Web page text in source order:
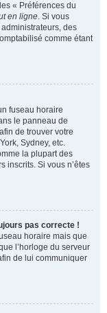
« Préférences du
en ligne. Si vous
des
comme étant
fuseau horaire
le panneau de
de trouver votre
Sydney, etc.
la plupart des
inscrits. Si vous n’êtes
pas correcte !
horaire mais que
l’horloge du serveur
de lui communiquer